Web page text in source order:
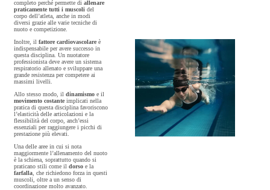
completo perché permette di allenare
praticamente tutti i muscoli del
corpo dell’atleta, anche in modi
diversi grazie alle varie tecniche di
nuoto e competizione.
Inoltre, il fattore cardiovascolare è
indispensabile per avere successo in
questa disciplina. Un nuotatore
professionista deve avere un sistema
respiratorio allenato e sviluppare una
grande resistenza per competere ai
massimi livelli.
Allo stesso modo, il dinamismo e il
movimento costante implicati nella
pratica di questa disciplina favoriscono
l’elasticità delle articolazioni e la
flessibilità del corpo, anch’essi
essenziali per raggiungere i picchi di
prestazione più elevati.
Una delle aree in cui si nota
maggiormente l’allenamento del nuoto
è la schiena, soprattutto quando si
praticano stili come il dorso e la
farfalla , che richiedono forza in questi
muscoli, oltre a un senso di
coordinazione molto avanzato.